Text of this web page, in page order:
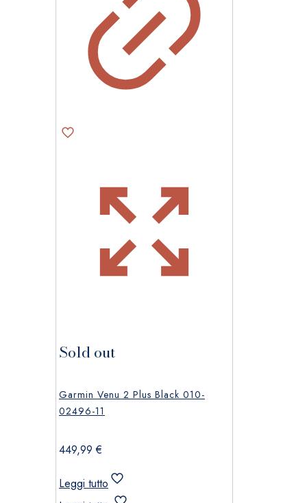
Sold out
Garmin Venu 2 Plus Black 010-
02496-11
449,99€
Leggi tutto